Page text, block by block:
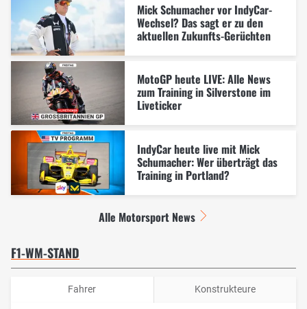
Mick Schumacher vor IndyCar-
Wechsel? Das sagt er zu den
aktuellen Zukunfts-Gerüchten
MotoGP heute LIVE: Alle News
zum Training in Silverstone im
Liveticker
IndyCar heute live mit Mick
Schumacher: Wer überträgt das
Training in Portland?
Alle Motorsport News
F1-WM-STAND
Fahrer Konstrukteure